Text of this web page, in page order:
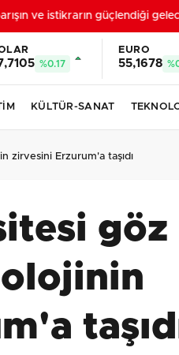
ve istikrarın güçlendiği
%0.17
EURO
55,1678
KÜLTÜR-SANAT
zirvesini Erzurum'a taşıdı
göz